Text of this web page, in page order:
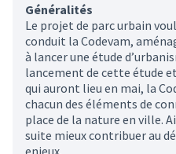
Généralités
Le projet de parc urbain
conduit la Codevam,
à lancer une étude
lancement de cette étude
qui auront lieu en mai, la
chacun des éléments de
place de la nature en ville.
suite mieux contribuer au
enjeux.